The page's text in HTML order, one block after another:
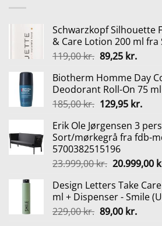
Schwarzkopf Silhouette
& Care Lotion 200 ml fra
119,00kr. Den
pris
var:
119,00 kr..
89,25 kr.Den
pris
er:
89,25
Biotherm Homme Day
Deodorant Roll-On 75
185,00kr. Den
pris
var:
185,00 kr..
129,95 kr.Den
pris
er:
Erik Ole Jørgensen 3
Sort/mørkegrå fra fdb-
5700382515196
23.999,00kr. Den
pris
var:
23.999,00 kr..
20.999,00
Design Letters Take
ml + Dispenser - Smile
229,00kr. Den
89,00 kr.Den